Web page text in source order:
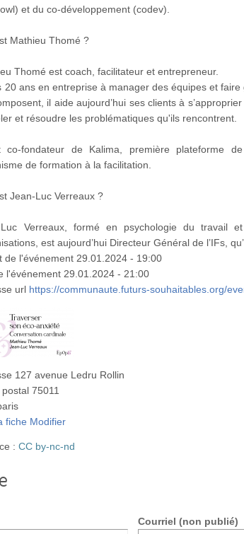
et du co-développement (codev).
Mathieu Thomé ?
Thomé est coach, facilitateur et entrepreneur.
20 ans en entreprise à manager des équipes et
il aide aujourd’hui ses clients à
et résoudre les problématiques qu'ils rencontrent.
co-fondateur de Kalima, première plateforme
de formation à la facilitation.
Jean-Luc Verreaux ?
Luc Verreaux, formé en psychologie du travail
est aujourd’hui Directeur Général de l’IFs,
de l'événement 29.01.2024 - 19:00
l'événement 29.01.2024 - 21:00
url https://communaute.futurs-souhaitables.org/
127 avenue Ledru Rollin
postal 75011
fiche Modifier
:CC by-nc-nd
Courriel (non publié)